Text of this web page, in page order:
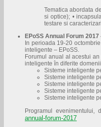
Tematica abordata
si optice); •
testare si
EPoSS Annual Forum
In perioada 19-20
inteligente – EPoSS.
Forumul anual al acestui
inteligente în diferite
Sisteme inteligente
Sisteme inteligente
Sisteme inteligente
Sisteme inteligente
Sisteme inteligente
Programul
annual-forum-2017